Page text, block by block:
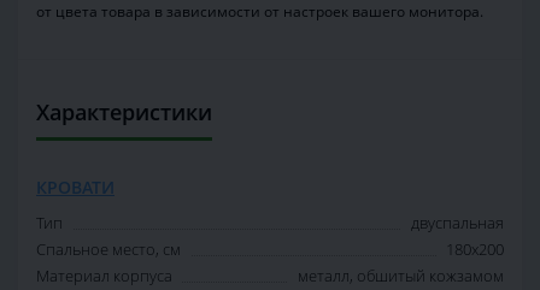
от цвета товара в зависимости от настроек вашего монитора.
Характеристики
КРОВАТИ
Тип
двуспальная
Спальное место, см
180х200
Материал корпуса
металл, обшитый кожзамом